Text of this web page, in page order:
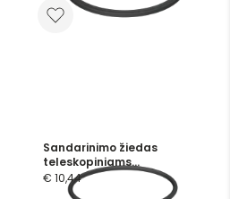
Sandarinimo žiedas
teleskopiniams
vamzdžiams d200mm,
Silikoninis
€ 10,44